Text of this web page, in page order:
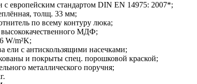
с европейским стандартом DIN EN 14975: 2007*;
толщ. 33 мм;
по всему контуру люка;
МДФ;
W/m²K;
ели с антискользящими насечками;
и покрыты спец. порошковой краской;
металлического поручня;